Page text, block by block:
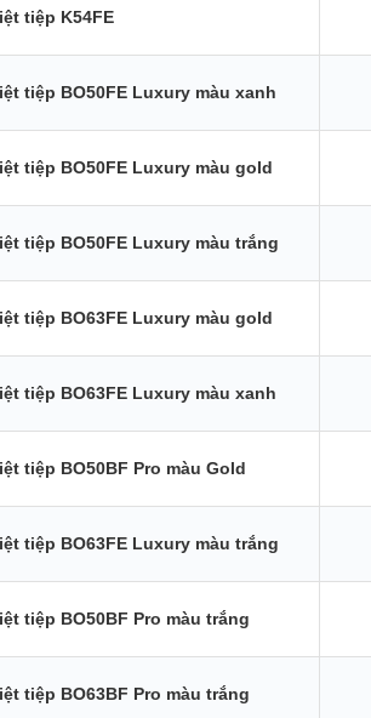
tiệp K54FE
tiệp BO50FE Luxury màu xanh
tiệp BO50FE Luxury màu gold
tiệp BO50FE Luxury màu trắng
tiệp BO63FE Luxury màu gold
tiệp BO63FE Luxury màu xanh
tiệp BO50BF Pro màu Gold
tiệp BO63FE Luxury màu trắng
tiệp BO50BF Pro màu trắng
tiệp BO63BF Pro màu trắng